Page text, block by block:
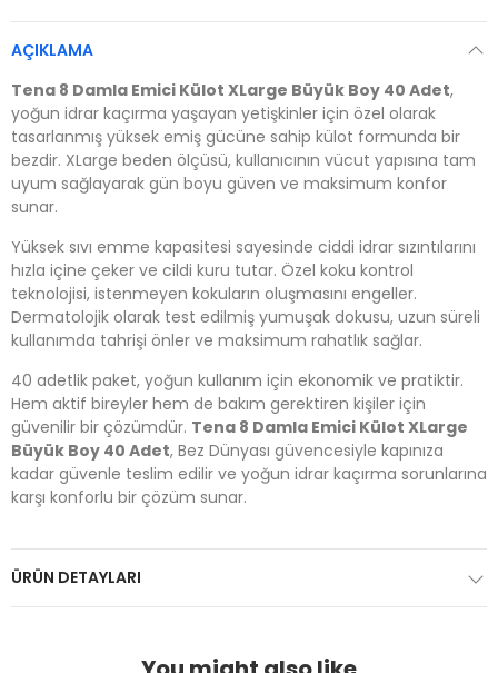
AÇIKLAMA
Tena 8 Damla Emici Külot XLarge Büyük Boy 40 Adet,
yoğun idrar kaçırma yaşayan yetişkinler için özel olarak
tasarlanmış yüksek emiş gücüne sahip külot formunda bir
bezdir. XLarge beden ölçüsü, kullanıcının vücut yapısına tam
uyum sağlayarak gün boyu güven ve maksimum konfor
sunar.
Yüksek sıvı emme kapasitesi sayesinde ciddi idrar sızıntılarını
hızla içine çeker ve cildi kuru tutar. Özel koku kontrol
teknolojisi, istenmeyen kokuların oluşmasını engeller.
Dermatolojik olarak test edilmiş yumuşak dokusu, uzun süreli
kullanımda tahrişi önler ve maksimum rahatlık sağlar.
40 adetlik paket, yoğun kullanım için ekonomik ve pratiktir.
Hem aktif bireyler hem de bakım gerektiren kişiler için
güvenilir bir çözümdür. Tena 8 Damla Emici Külot XLarge
Büyük Boy 40 Adet, Bez Dünyası güvencesiyle kapınıza
kadar güvenle teslim edilir ve yoğun idrar kaçırma sorunlarına
karşı konforlu bir çözüm sunar.
ÜRÜN DETAYLARI